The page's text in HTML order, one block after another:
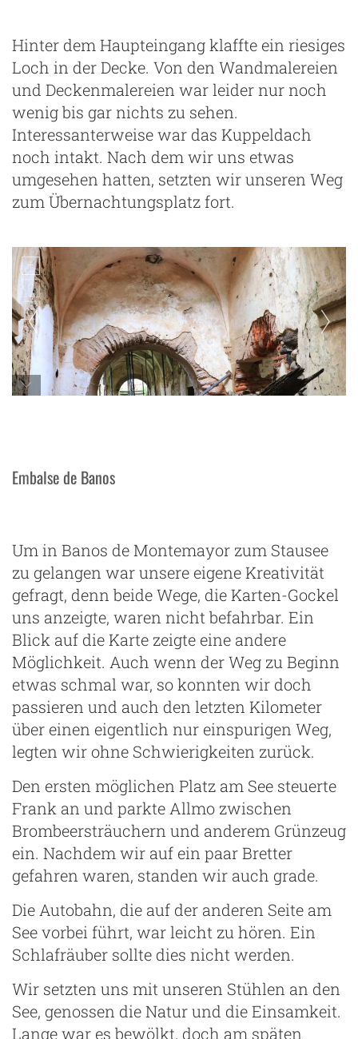
Hinter dem Haupteingang klaffte ein riesiges
Loch in der Decke. Von den Wandmalereien
und Deckenmalereien war leider nur noch
wenig bis gar nichts zu sehen.
Interessanterweise war das Kuppeldach
noch intakt. Nach dem wir uns etwas
umgesehen hatten, setzten wir unseren Weg
zum Übernachtungsplatz fort.
Embalse de Banos
Um in Banos de Montemayor zum Stausee
zu gelangen war unsere eigene Kreativität
gefragt, denn beide Wege, die Karten-Gockel
uns anzeigte, waren nicht befahrbar. Ein
Blick auf die Karte zeigte eine andere
Möglichkeit. Auch wenn der Weg zu Beginn
etwas schmal war, so konnten wir doch
passieren und auch den letzten Kilometer
über einen eigentlich nur einspurigen Weg,
legten wir ohne Schwierigkeiten zurück.
Den ersten möglichen Platz am See steuerte
Frank an und parkte Allmo zwischen
Brombeersträuchern und anderem Grünzeug
ein. Nachdem wir auf ein paar Bretter
gefahren waren, standen wir auch grade.
Die Autobahn, die auf der anderen Seite am
See vorbei führt, war leicht zu hören. Ein
Schlafräuber sollte dies nicht werden.
Wir setzten uns mit unseren Stühlen an den
See, genossen die Natur und die Einsamkeit.
Lange war es bewölkt, doch am späten